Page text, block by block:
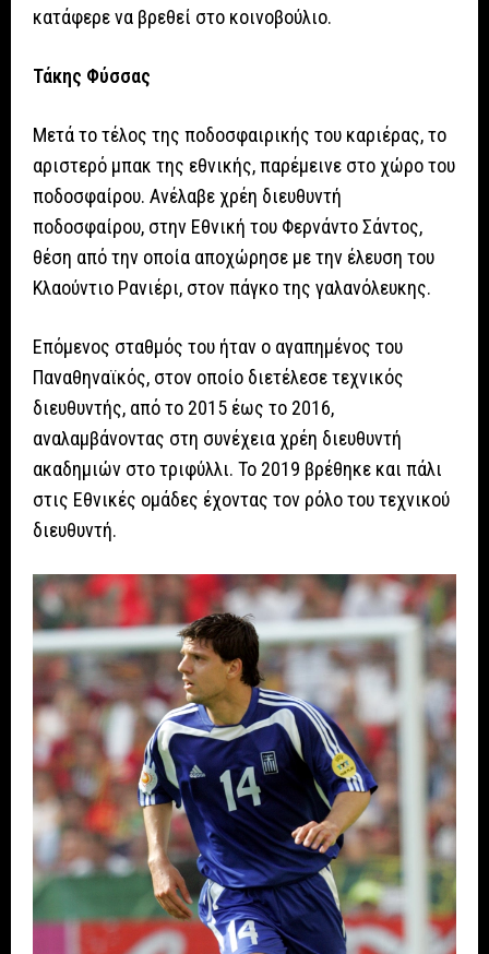
κατάφερε να βρεθεί στο κοινοβούλιο.
Τάκης Φύσσας
Μετά το τέλος της ποδοσφαιρικής του καριέρας, το
αριστερό μπακ της εθνικής, παρέμεινε στο χώρο του
ποδοσφαίρου. Ανέλαβε χρέη διευθυντή
ποδοσφαίρου, στην Εθνική του Φερνάντο Σάντος,
θέση από την οποία αποχώρησε με την έλευση του
Κλαούντιο Ρανιέρι, στον πάγκο της γαλανόλευκης.
Επόμενος σταθμός του ήταν ο αγαπημένος του
Παναθηναϊκός, στον οποίο διετέλεσε τεχνικός
διευθυντής, από το 2015 έως το 2016,
αναλαμβάνοντας στη συνέχεια χρέη διευθυντή
ακαδημιών στο τριφύλλι. Το 2019 βρέθηκε και πάλι
στις Εθνικές ομάδες έχοντας τον ρόλο του τεχνικού
διευθυντή.